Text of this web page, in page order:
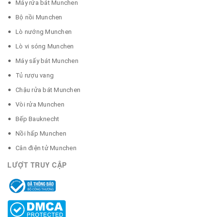
Máy rửa bát Munchen
Bộ nồi Munchen
Lò nướng Munchen
Lò vi sóng Munchen
Máy sấy bát Munchen
Tủ rượu vang
Chậu rửa bát Munchen
Vòi rửa Munchen
Bếp Bauknecht
Nồi hấp Munchen
Cân điện tử Munchen
LƯỢT TRUY CẬP